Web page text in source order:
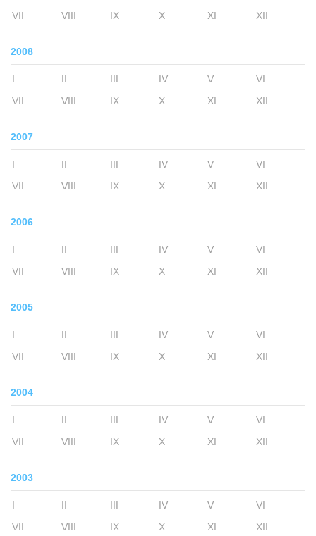
VII
VIII IX X XI XII
2008
I II III IV V
VI
VII
VIII IX X XI XII
2007
I II III IV V
VI
VII
VIII IX X XI XII
2006
I II III IV V
VI
VII
VIII IX X XI XII
2005
I II III IV V
VI
VII
VIII IX X XI XII
2004
I II III IV V
VI
VII
VIII IX X XI XII
2003
I II III IV V
VI
VII
VIII IX X XI XII